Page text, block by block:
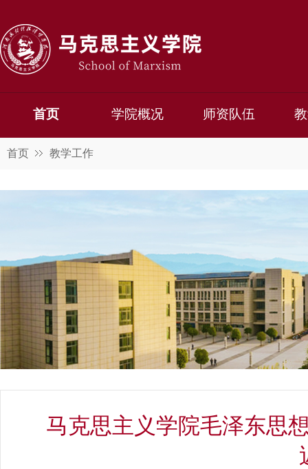
首页 学院概况 师资队伍
首页 教学工作
马克思主义学院毛泽东思